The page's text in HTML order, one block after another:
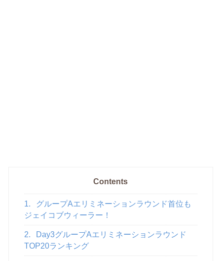
Contents
1.
グループAエリミネーションラウンド首位も
ジェイコブウィーラー！
2.
Day3グループAエリミネーションラウンド
TOP20ランキング